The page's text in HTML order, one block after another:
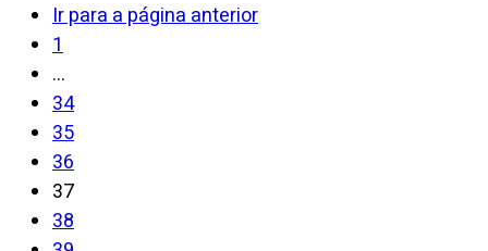
Ir para a página anterior
1
…
34
35
36
37
38